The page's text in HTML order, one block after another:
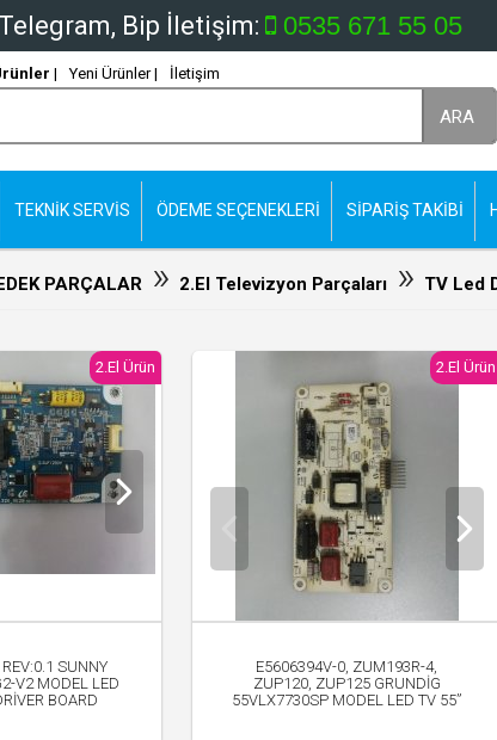
Bip İletişim: 0535 671 55 05
| Yeni Ürünler | İletişim
ARA
TEKNİK SERVİS ÖDEME SEÇENEKLERİ SİPARİŞ TAKİBİ
PARÇALAR» 2.El Televizyon Parçaları» TV Led
2.El Ürün
SUNNY
V2 MODEL LED
BOARD
2.El Ürün
E5606394V-0, ZUM193R-4,
ZUP120, ZUP125 GRUNDİG
55VLX7730SP MODEL LED TV 55”